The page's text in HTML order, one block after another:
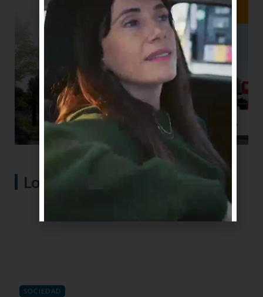
Lo más visto
SOCIEDAD